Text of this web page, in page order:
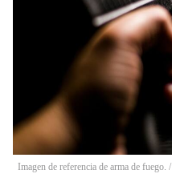
Imagen de referencia de arma de fuego. /